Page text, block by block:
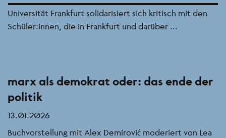
Universität Frankfurt solidarisiert sich kritisch mit den
Schüler:innen, die in Frankfurt und darüber ...
marx als demokrat oder: das ende der
politik
13.01.2026
Buchvorstellung mit Alex Demirović moderiert von Lea